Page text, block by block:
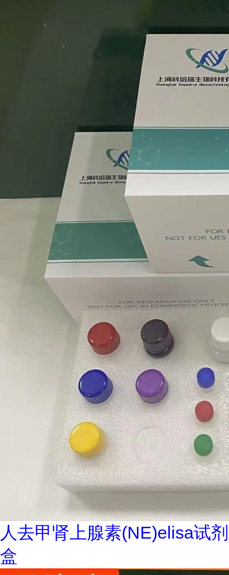
人去甲肾上腺素(NE)elisa试剂
盒